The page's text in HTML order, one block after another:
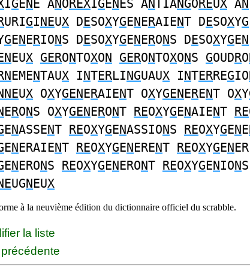
IGENE ANOREXIGENES ANTIANGOREUX AN
URIGINEUX DESOXYGENERAIENT DESOXYG
GENERIONS DESOXYGENERONS DESOXYGEN
EUX GERONTOXON GERONTOXONS GOUDRO
EMENTAUX INTERLINGUAUX INTERREGIO
UX OXYGENERAIENT OXYGENERENT OXY
ERONS OXYGENERONT REOXYGENAIENT RE
ENASSENT REOXYGENASSIONS REOXYGENE
ENERAIENT REOXYGENERENT REOXYGEN
ENERONS REOXYGENERONT REOXYGENIONS
UGNEUX
à la neuvième édition du dictionnaire officiel du scrabble.
la liste